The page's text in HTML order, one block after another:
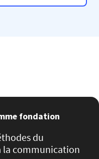
fondation
du
la communication